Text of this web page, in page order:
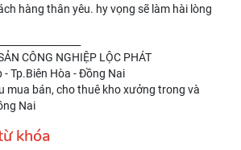
hàng thân yêu. hy vọng sẽ làm hài lòng
CÔNG NGHIỆP LỘC PHÁT
- Tp.Biên Hòa - Đồng Nai
mua bán, cho thuê kho xưởng trong và
Nai
khóa